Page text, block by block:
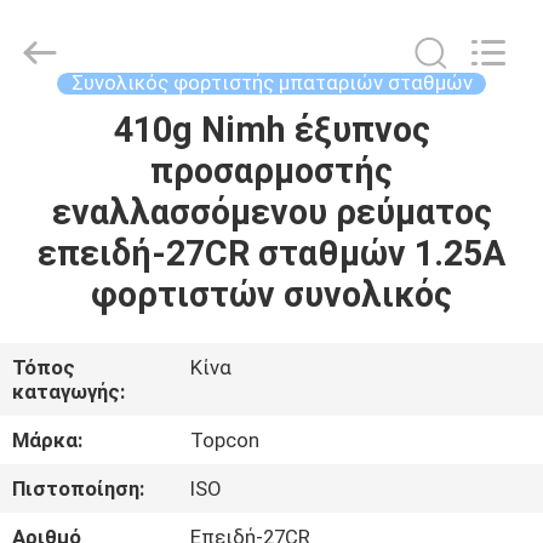
ΠΡΟΪΌΝΤΑ
ΠΕΡΊΠΟΥ
ΓΎΡΟΣ
ΕΡΓΟΣΤΑΣΊΩΝ
ΠΟΙΟΤΙΚΌΣ
Instrument
Co.,Ltd.
Συνολικός φορτιστής μπαταριών σταθμών
410g Nimh έξυπνος
προσαρμοστής
εναλλασσόμενου ρεύματος
επειδή-27CR σταθμών 1.25A
φορτιστών συνολικός
Τόπος
καταγωγής:
Κίνα
Μάρκα:
Topcon
Πιστοποίηση:
ISO
Αριθμό
Επειδή-27CR